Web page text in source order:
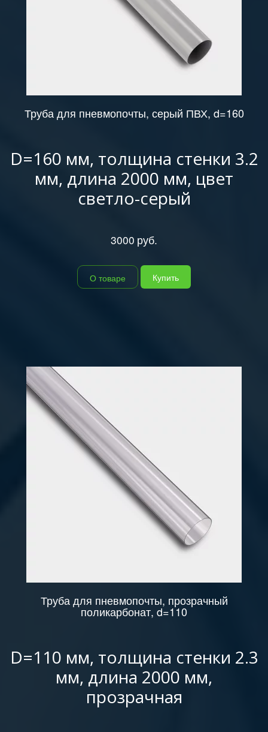
Труба для пневмопочты, серый ПВХ, d=160
D=160 мм, толщина стенки 3.2
мм, длина 2000 мм, цвет
светло-серый
3000 руб.
О товаре Купить
Труба для пневмопочты, прозрачный
поликарбонат, d=110
D=110 мм, толщина стенки 2.3
мм, длина 2000 мм,
прозрачная